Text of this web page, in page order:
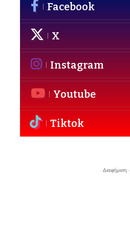
Facebook
X
Instagram
Youtube
Tiktok
- Διαφήμιση -